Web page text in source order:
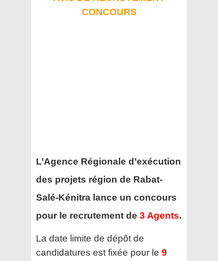
CONCOURS
L’Agence Régionale d’exécution
des projets région de Rabat-
Salé-Kénitra lance un concours
pour le recrutement de 3 Agents.
La date limite de dépôt de
candidatures est fixée pour le 9